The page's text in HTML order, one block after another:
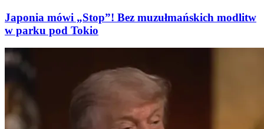
Japonia mówi „Stop”! Bez muzułmańskich modlitw
w parku pod Tokio